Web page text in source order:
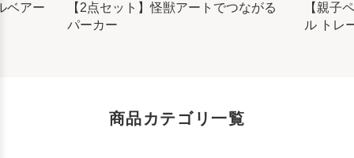
ベアー
【2点セット】怪獣アートでつながる
パーカー
【親子
ル トレ
商品カテゴリ一覧